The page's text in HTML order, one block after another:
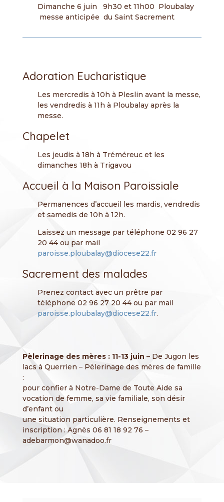
Dimanche 6 juin 9h30 et 11h00 Ploubalay
messe anticipée du Saint Sacrement
Adoration Eucharistique
Les mercredis à 10h à Pleslin avant la messe,
les vendredis à 11h à Ploubalay après la
messe.
Chapelet
Les jeudis à 18h à Tréméreuc et les
dimanches 18h à Trigavou
Accueil à la Maison Paroissiale
Permanences d’accueil les mardis, vendredis
et samedis de 10h à 12h.
Laissez un message par téléphone 02 96 27
20 44 ou par mail
paroisse.ploubalay@diocese22.fr
Sacrement des malades
Prenez contact avec un prêtre par
téléphone 02 96 27 20 44 ou par mail
paroisse.ploubalay@diocese22.fr.
Pèlerinage des mères : 11-13 juin – De Jugon les
lacs à Querrien – Pèlerinage des mères de famille
:
pour confier à Notre-Dame de Toute Aide sa
vocation de femme, sa vie familiale, son désir
d’enfant ou
une situation particulière. Renseignements et
inscription : Agnès 06 81 18 92 76 –
adebarmon@wanadoo.fr